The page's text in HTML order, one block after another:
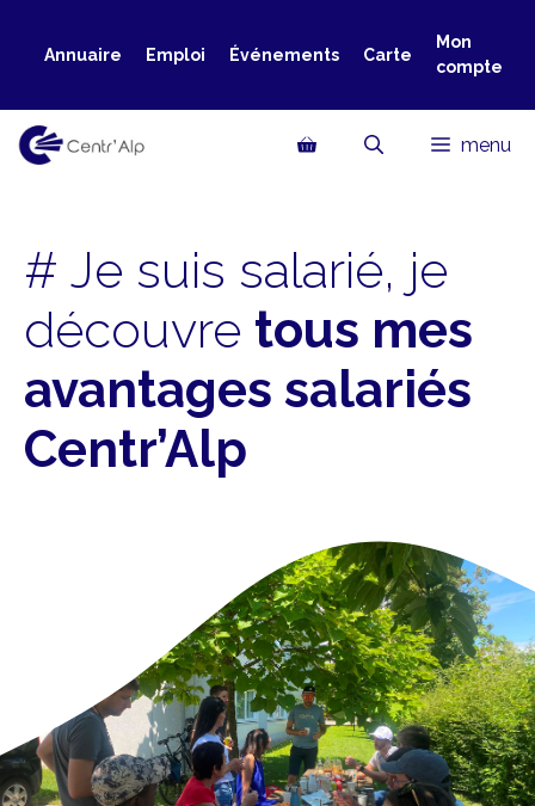
Annuaire Emploi Événements Carte
Mon
compte
menu
# Je suis salarié, je
découvre tous mes
avantages salariés
Centr’Alp